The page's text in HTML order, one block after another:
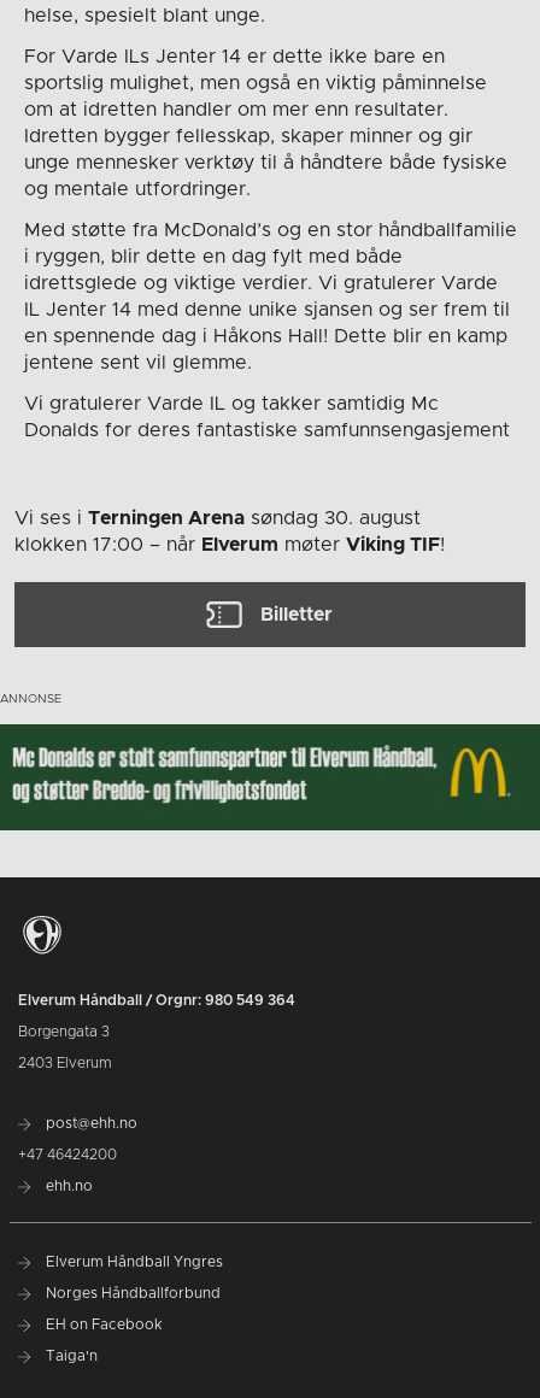
helse, spesielt blant unge.
For Varde ILs Jenter 14 er dette ikke bare en
sportslig mulighet, men også en viktig påminnelse
om at idretten handler om mer enn resultater.
Idretten bygger fellesskap, skaper minner og gir
unge mennesker verktøy til å håndtere både fysiske
og mentale utfordringer.
Med støtte fra McDonald’s og en stor håndballfamilie
i ryggen, blir dette en dag fylt med både
idrettsglede og viktige verdier. Vi gratulerer Varde
IL Jenter 14 med denne unike sjansen og ser frem til
en spennende dag i Håkons Hall! Dette blir en kamp
jentene sent vil glemme.
Vi gratulerer Varde IL og takker samtidig Mc
Donalds for deres fantastiske samfunnsengasjement
Vi ses i Terningen Arena søndag 30. august
klokken 17:00 – når Elverum møter Viking TIF!
Billetter
Elverum Håndball / Orgnr: 980 549 364
Borgengata 3
2403 Elverum
post@ehh.no
+47 46424200
ehh.no
Elverum Håndball Yngres
Norges Håndballforbund
EH on Facebook
Taiga'n